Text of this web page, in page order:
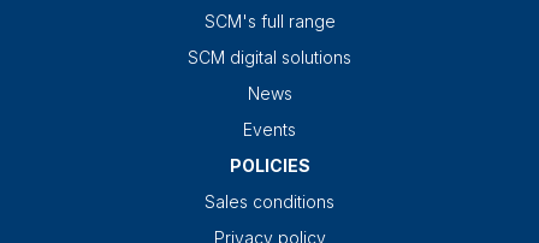
SCM's full range
SCM digital solutions
News
Events
POLICIES
Sales conditions
Privacy policy